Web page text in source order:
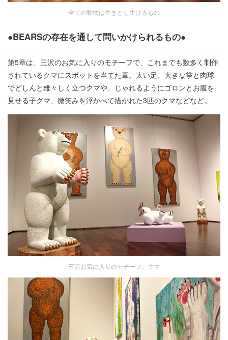
全ての動物は生きとし生けるもの
●BEARSの存在を通して問いかけられるもの●
第5章は、三沢のお気に入りのモチーフで、これまでも数多く制作
されているクマにスポットを当てた章。太い足、大きな掌と肉球
でどしんと雄々しく立つクマや、じゃれるようにゴロンとお腹を
見せる子グマ、微笑みを浮かべて描かれた3匹のクマなどなど。
三沢お気に入りのモチーフ、クマ